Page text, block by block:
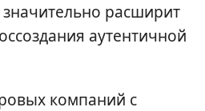
расширит
аутентичной
компаний с